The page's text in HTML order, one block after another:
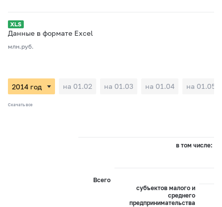
Данные в формате Excel
млн.руб.
на 01.02 на 01.03 на 01.04 на 01.05
Скачать все
Всего
в том числе:
субъектов малого и
среднего
предпринимательства